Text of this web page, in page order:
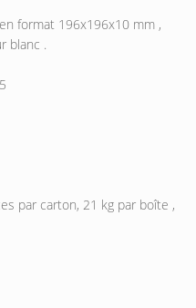
format 196x196x10 mm ,
blanc .
par carton, 21 kg par boîte ,